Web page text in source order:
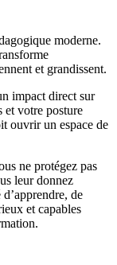
moderne.
et grandissent.
impact direct sur
et votre posture
ouvrir un espace de
ne protégez pas
leur donnez
de
et capables